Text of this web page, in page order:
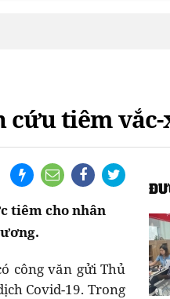
cứu tiêm
tiêm cho nhân
công văn gửi Thủ
Covid-19. Trong